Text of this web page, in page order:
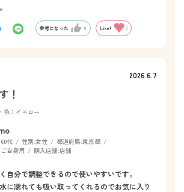
参考になった 0 Like! 0
2026.6.7
！
色：イエロー
60代 性別:女性 都道府県:東京都
ご自身用 購入店舗:店舗
自分で調整できるので使いやすいです。
に濡れても吸い取ってくれるのでお気に入り